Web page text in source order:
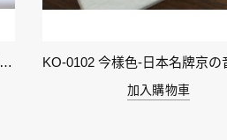
KO-0106 小豆色 – 日本名牌京の音樽裝鋼筆墨水40ml 4573356130159
加入購物車